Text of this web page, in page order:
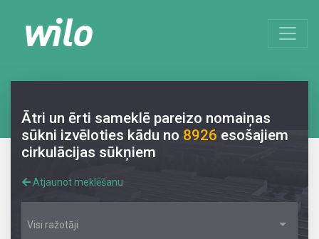
Ātri un ērti sameklē pareizo nomaiņas
sūkni izvēloties kādu no 8926 esošajiem
cirkulācijas sūkņiem
Atjaunot meklēšanu
Visi ražotāji